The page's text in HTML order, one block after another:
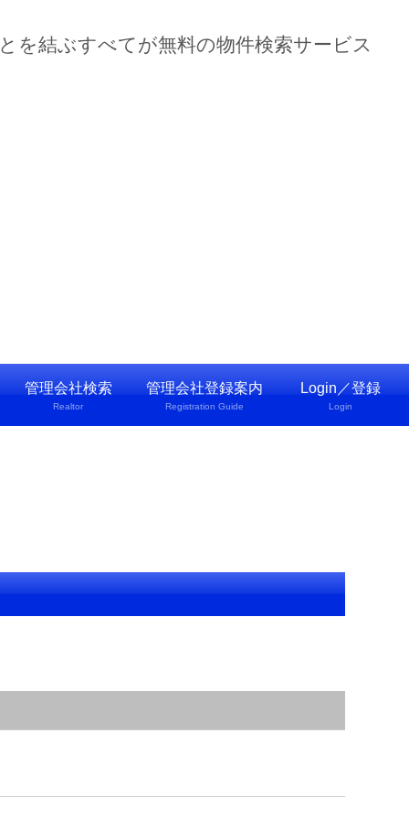
を結ぶすべてが無料の物件検索サービス
管理会社検索
Realtor
管理会社登録案内
Registration Guide
Login／登録
Login